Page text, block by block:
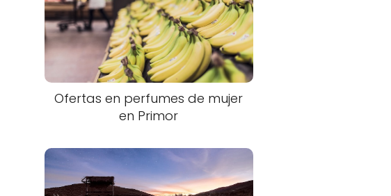
Ofertas en perfumes de mujer
en Primor